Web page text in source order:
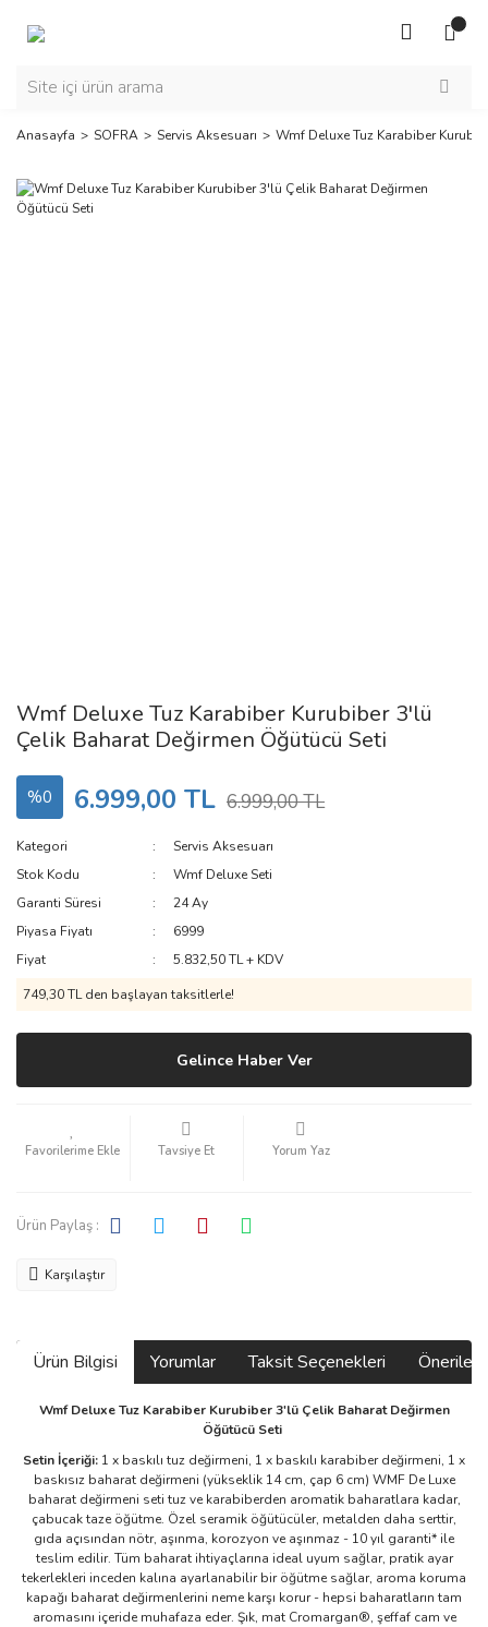
Anasayfa SOFRA Servis Aksesuarı Wmf Deluxe Tuz Karabiber
Wmf Deluxe Tuz Karabiber Kurubiber 3'lü
Çelik Baharat Değirmen Öğütücü Seti
%0 6.999,00 TL 6.999,00 TL
Kategori
Servis Aksesuarı
Stok Kodu
Wmf Deluxe Seti
Garanti Süresi
24 Ay
Piyasa Fiyatı
6999
Fiyat
5.832,50 TL + KDV
749,30 TL den başlayan taksitlerle!
Gelince Haber Ver
Tavsiye Et Yorum Yaz
Ürün Paylaş :
Karşılaştır
Ürün Bilgisi Yorumlar Taksit Seçenekleri
Wmf Deluxe Tuz Karabiber Kurubiber 3'lü Çelik Baharat Değirmen
Öğütücü Seti
Setin İçeriği: 1 x baskılı tuz değirmeni, 1 x baskılı karabiber değirmeni, 1 x
baskısız baharat değirmeni (yükseklik 14 cm, çap 6 cm) WMF De Luxe
baharat değirmeni seti tuz ve karabiberden aromatik baharatlara kadar,
çabucak taze öğütme. Özel seramik öğütücüler, metalden daha serttir,
gıda açısından nötr, aşınma, korozyon ve aşınmaz - 10 yıl garanti* ile
teslim edilir. Tüm baharat ihtiyaçlarına ideal uyum sağlar, pratik ayar
tekerlekleri inceden kalına ayarlanabilir bir öğütme sağlar, aroma koruma
kapağı baharat değirmenlerini neme karşı korur - hepsi baharatların tam
aromasını içeride muhafaza eder. Şık, mat Cromargan®, şeffaf cam ve